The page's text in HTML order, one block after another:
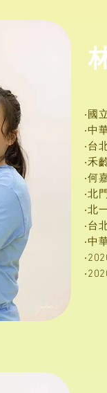
‧國
‧中
‧台
‧禾
‧何
‧北
‧北
‧台
‧中